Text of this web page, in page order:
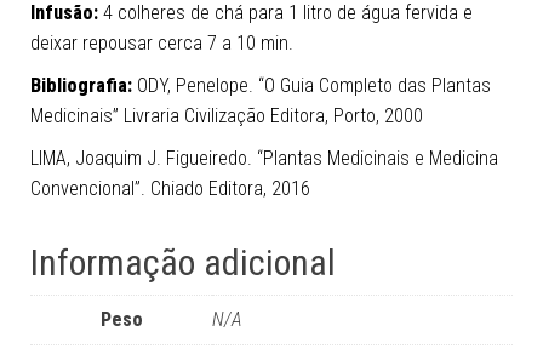
Infusão: 4 colheres de chá para 1 litro de água fervida e
deixar repousar cerca 7 a 10 min.
Bibliografia: ODY, Penelope. “O Guia Completo das Plantas
Medicinais” Livraria Civilização Editora, Porto, 2000
LIMA, Joaquim J. Figueiredo. “Plantas Medicinais e Medicina
Convencional”. Chiado Editora, 2016
Informação adicional
Peso N/A